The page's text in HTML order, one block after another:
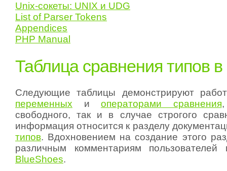
Unix-сокеты: UNIX и UDG
List of Parser Tokens
Appendices
PHP Manual
Таблица сравнения типов
Следующие таблицы демонстрируют
переменных и операторами сравнения
свободного, так и в случае строгого
информация относится к разделу
типов. Вдохновением на создание этого
различным комментариям
BlueShoes.